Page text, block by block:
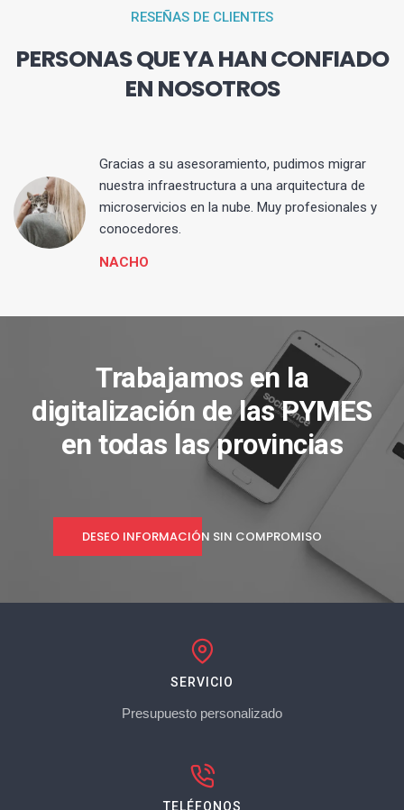
RESEÑAS DE CLIENTES
PERSONAS QUE YA HAN CONFIADO
EN NOSOTROS
Gracias a su asesoramiento, pudimos migrar
nuestra infraestructura a una arquitectura de
microservicios en la nube. Muy profesionales y
conocedores.
NACHO
Trabajamos en la
digitalización de las PYMES
en todas las provincias
DESEO INFORMACIÓN SIN COMPROMISO
SERVICIO
Presupuesto personalizado
TELÉFONOS